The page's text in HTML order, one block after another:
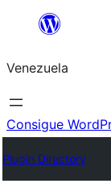
Saltar
contenido
Venezuela
Consigue
Plugin Directory